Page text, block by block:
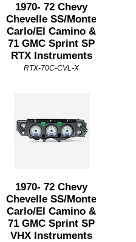
1970- 72 Chevy
Chevelle SS/Monte
Carlo/El Camino &
71 GMC Sprint SP
RTX Instruments
RTX-70C-CVL-X
1970- 72 Chevy
Chevelle SS/Monte
Carlo/El Camino &
71 GMC Sprint SP
VHX Instruments